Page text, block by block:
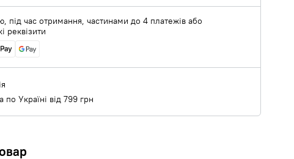
під час отримання, частинами до 4 платежів або
реквізити
Україні від 799 грн